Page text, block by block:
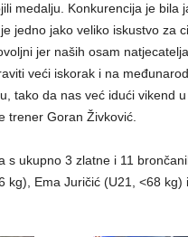
medalju. Konkurencija je bila
jedno jako veliko iskustvo za
jer naših osam
veći iskorak i na
tako da nas već idući vikend
trener Goran Živković.
ukupno 3 zlatne i 11
kg), Ema Juričić (U21, <68 kg)